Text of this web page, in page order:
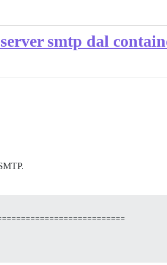
smtp dal